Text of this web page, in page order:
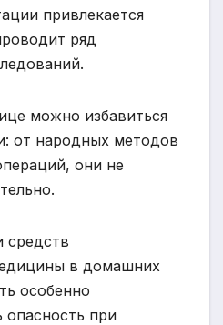
привлекается
ряд
можно избавиться
от народных методов
они не
средств
в домашних
особенно
при